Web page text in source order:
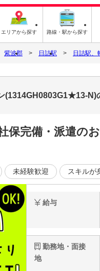
エリアから探す 路線・駅から探す
紫波郡 日詰駅 日詰駅、
(1314GH0803G1★13-N)
社保完備・派遣
未経験歓迎 スキルが
給与
勤務地・面接
地